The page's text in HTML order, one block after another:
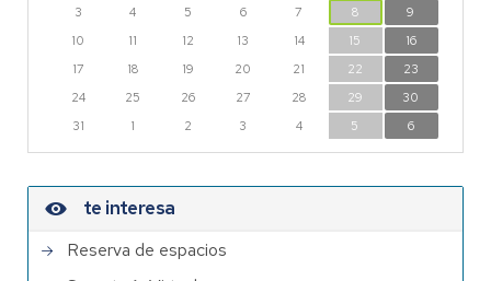
3
4 5 6 7 8
9
10
11 12 13 14 15
16
17
18 19 20 21 22
23
24
25 26 27 28 29
30
31
1 2 3 4 5 6
te interesa
Reserva de espacios